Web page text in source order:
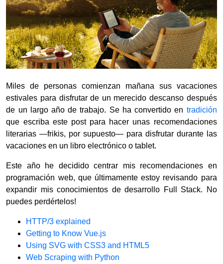
Miles de personas comienzan mañana sus vacaciones
estivales para disfrutar de un merecido descanso después
de un largo año de trabajo. Se ha convertido en tradición
que escriba este post para hacer unas recomendaciones
literarias —frikis, por supuesto— para disfrutar durante las
vacaciones en un libro electrónico o tablet.
Este año he decidido centrar mis recomendaciones en
programación web, que últimamente estoy revisando para
expandir mis conocimientos de desarrollo Full Stack. No
puedes perdértelos!
HTTP/3 explained
Getting to Know Vue.js
Using SVG with CSS3 and HTML5
Web Scraping with Python